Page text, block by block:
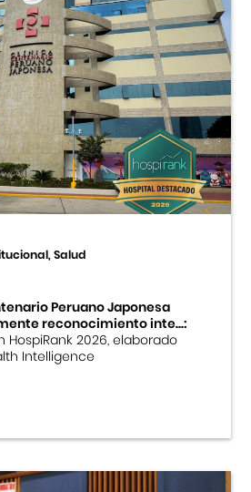
Salud
Peruano Japonesa
reconocimiento inte...:
HospiRank 2026, elaborado
Intelligence